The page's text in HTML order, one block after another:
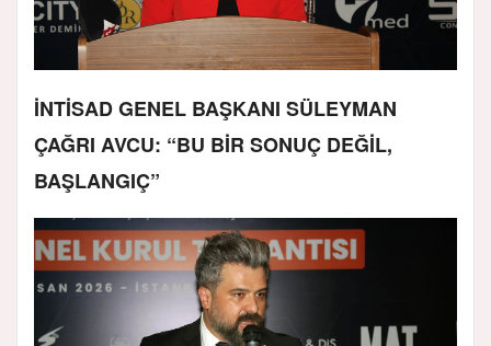
İNTİSAD GENEL BAŞKANI SÜLEYMAN
ÇAĞRI AVCU: “BU BİR SONUÇ DEĞİL,
BAŞLANGIÇ”